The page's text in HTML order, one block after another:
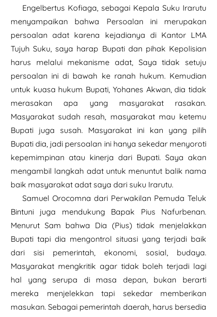
Engelbertus Kofiaga, sebagai Kepala Suku Irarutu
menyampaikan bahwa Persoalan ini merupakan
persoalan adat karena kejadianya di Kantor LMA
Tujuh Suku, saya harap Bupati dan pihak Kepolisian
harus melalui mekanisme adat, Saya tidak setuju
persoalan ini di bawah ke ranah hukum. Kemudian
untuk kuasa hukum Bupati, Yohanes Akwan, dia tidak
merasakan apa yang masyarakat rasakan.
Masyarakat sudah resah, masyarakat mau ketemu
Bupati juga susah. Masyarakat ini kan yang pilih
Bupati dia, jadi persoalan ini hanya sekedar menyoroti
kepemimpinan atau kinerja dari Bupati. Saya akan
mengambil langkah adat untuk menuntut balik nama
baik masyarakat adat saya dari suku Irarutu.
Samuel Orocomna dari Perwakilan Pemuda Teluk
Bintuni juga mendukung Bapak Pius Nafurbenan.
Menurut Sam bahwa Dia (Pius) tidak menjelakkan
Bupati tapi dia mengontrol situasi yang terjadi baik
dari sisi pemerintah, ekonomi, sosial, budaya.
Masyarakat mengkritik agar tidak boleh terjadi lagi
hal yang serupa di masa depan, bukan berarti
mereka menjelekkan tapi sekedar memberikan
masukan. Sebagai pemerintah daerah, harus bersedia